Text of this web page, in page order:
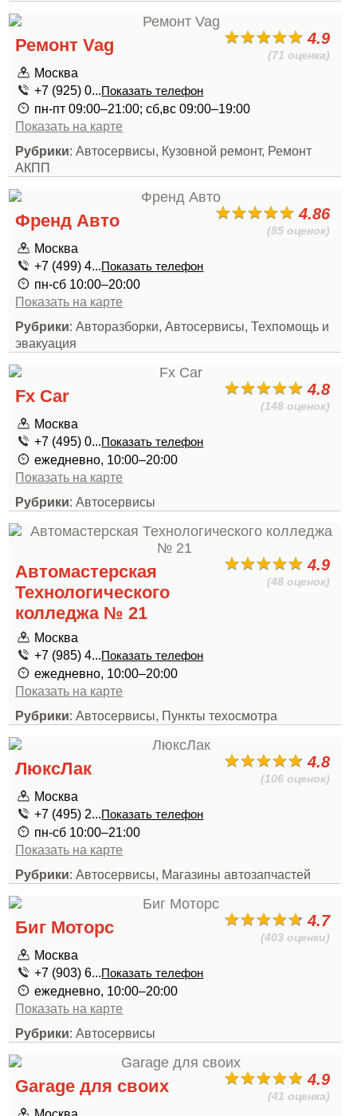
4.9
(71 оценка)
Ремонт Vag
Москва
+7 (925) 0...Показать телефон
пн-пт 09:00–21:00; сб,вс 09:00–19:00
Показать на карте
Рубрики: Автосервисы, Кузовной ремонт, Ремонт
АКПП
4.86
(85 оценок)
Френд Авто
Москва
+7 (499) 4...Показать телефон
пн-сб 10:00–20:00
Показать на карте
Рубрики: Авторазборки, Автосервисы, Техпомощь и
эвакуация
4.8
(148 оценок)
Fx Car
Москва
+7 (495) 0...Показать телефон
ежедневно, 10:00–20:00
Показать на карте
Рубрики: Автосервисы
4.9
(48 оценок)
Автомастерская
Технологического
колледжа № 21
Москва
+7 (985) 4...Показать телефон
ежедневно, 10:00–20:00
Показать на карте
Рубрики: Автосервисы, Пункты техосмотра
4.8
(106 оценок)
ЛюксЛак
Москва
+7 (495) 2...Показать телефон
пн-сб 10:00–21:00
Показать на карте
Рубрики: Автосервисы, Магазины автозапчастей
4.7
(403 оценки)
Биг Моторс
Москва
+7 (903) 6...Показать телефон
ежедневно, 10:00–20:00
Показать на карте
Рубрики: Автосервисы
4.9
(41 оценка)
Garage для своих